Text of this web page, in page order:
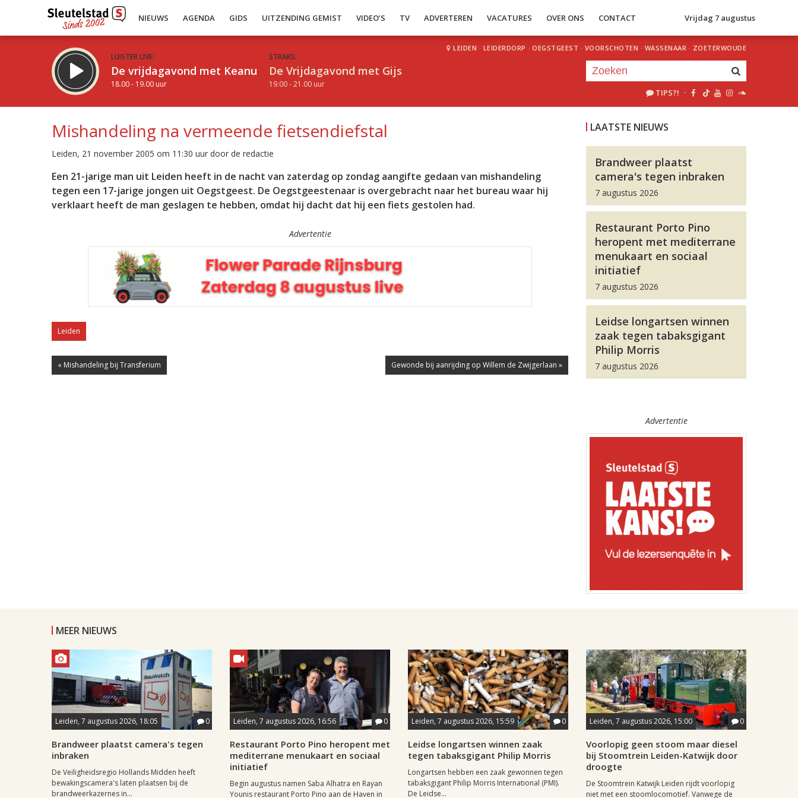
NIEUWS AGENDA GIDS UITZENDING GEMIST VIDEO’S TV ADVERTEREN VACATURES OVER ONS CONTACT Vrijdag 7 augustus
LUISTER LIVE:
De vrijdagavond met Keanu
18.00 - 19.00 uur
STRAKS:
De Vrijdagavond met Gijs
19.00 - 21.00 uur
LEIDEN · LEIDERDORP · OEGSTGEEST · VOORSCHOTEN · WASSENAAR · ZOETERWOUDE
TIPS?! ·
Inklappen
Mishandeling na vermeende fietsendiefstal
Leiden, 21 november 2005 om 11:30 uur door de redactie
Een 21-jarige man uit Leiden heeft in de nacht van zaterdag op zondag aangifte gedaan van mishandeling
tegen een 17-jarige jongen uit Oegstgeest. De Oegstgeestenaar is overgebracht naar het bureau waar hij
verklaart heeft de man geslagen te hebben, omdat hij dacht dat hij een fiets gestolen had.
Advertentie
Leiden
« Mishandeling bij Transferium Gewonde bij aanrijding op Willem de Zwijgerlaan »
LAATSTE NIEUWS
Brandweer plaatst
camera's tegen inbraken
7 augustus 2026
Restaurant Porto Pino
heropent met mediterrane
menukaart en sociaal
initiatief
7 augustus 2026
Leidse longartsen winnen
zaak tegen tabaksgigant
Philip Morris
7 augustus 2026
Advertentie
MEER NIEUWS
Leiden, 7 augustus 2026, 18:05 0
Brandweer plaatst camera's tegen
inbraken
De Veiligheidsregio Hollands Midden heeft
bewakingscamera's laten plaatsen bij de
brandweerkazernes in...
Leiden, 7 augustus 2026, 16:56 0
Restaurant Porto Pino heropent met
mediterrane menukaart en sociaal
initiatief
Begin augustus namen Saba Alhatra en Rayan
Younis restaurant Porto Pino aan de Haven in
Leiden, 7 augustus 2026, 15:59 0
Leidse longartsen winnen zaak
tegen tabaksgigant Philip Morris
Longartsen hebben een zaak gewonnen tegen
tabaksgigant Philip Morris International (PMI).
De Leidse...
Leiden, 7 augustus 2026, 15:00 0
Voorlopig geen stoom maar diesel
bij Stoomtrein Leiden-Katwijk door
droogte
De Stoomtrein Katwijk Leiden rijdt voorlopig
niet met een stoomlocomotief. Vanwege de